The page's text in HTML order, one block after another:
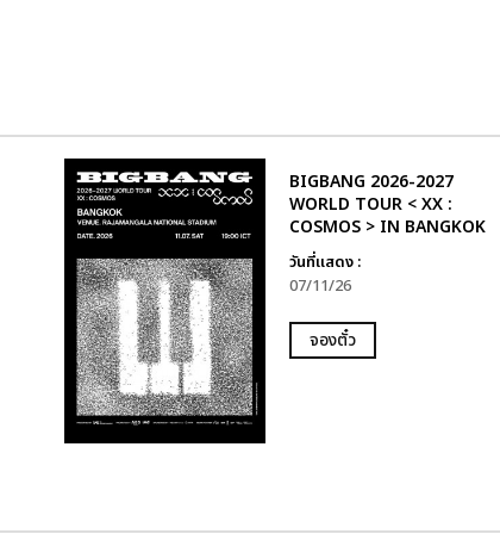
BIGBANG 2026-2027
WORLD TOUR < XX :
COSMOS > IN BANGKOK
วันที่แสดง :
07/11/26
จองตั๋ว